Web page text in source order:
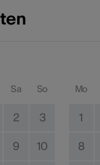
Sa So
2 3
9 10
Mo
1
8